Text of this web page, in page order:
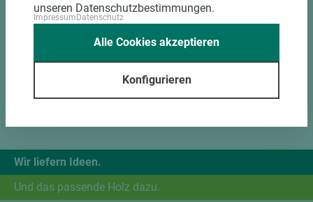
Wir liefern Ideen.
Und das passende Holz dazu.
unseren Datenschutzbestimmungen.
ImpressumDatenschutz
Konfigurieren
Alle Cookies akzeptieren